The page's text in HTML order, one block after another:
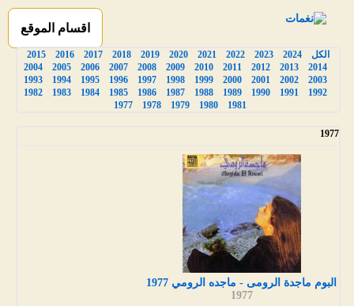
اقسام الموقع
الكل 2024
2023
2022
2021
2020
2019
2018
2017
2016
2015
2014
2013
2012
2011
2010
2009
2008
2007
2006
2005
2004
2003
2002
2001
2000
1999
1998
1997
1996
1995
1994
1993
1992
1991
1990
1989
1988
1987
1986
1985
1984
1983
1982
1981
1980
1979
1978
1977
1977
البوم ماجدة الرومى - ماجده الرومي 1977
1977